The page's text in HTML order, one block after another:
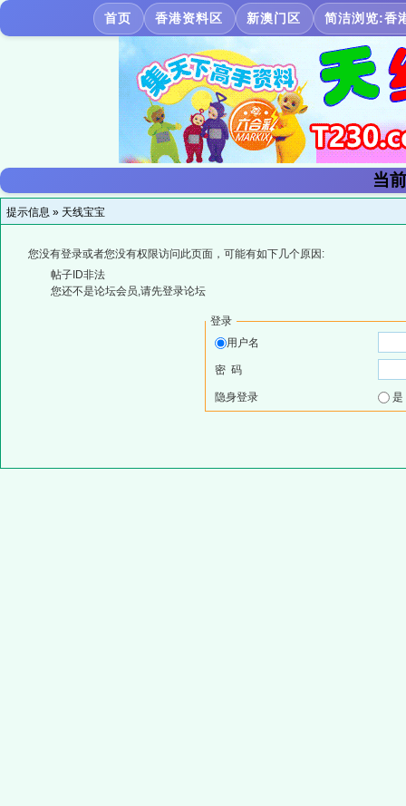
首页 香港资料区 新澳门区 简洁浏览:香
当
提示信息 » 天线宝宝
您没有登录或者您没有权限访问此页面，可能有如下几个原因:
帖子ID非法
您还不是论坛会员,请先登录论坛
登录
用户名
密 码
隐身登录